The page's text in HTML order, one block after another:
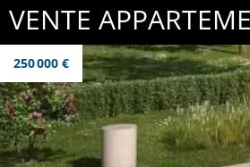
VENTE
250 000 €